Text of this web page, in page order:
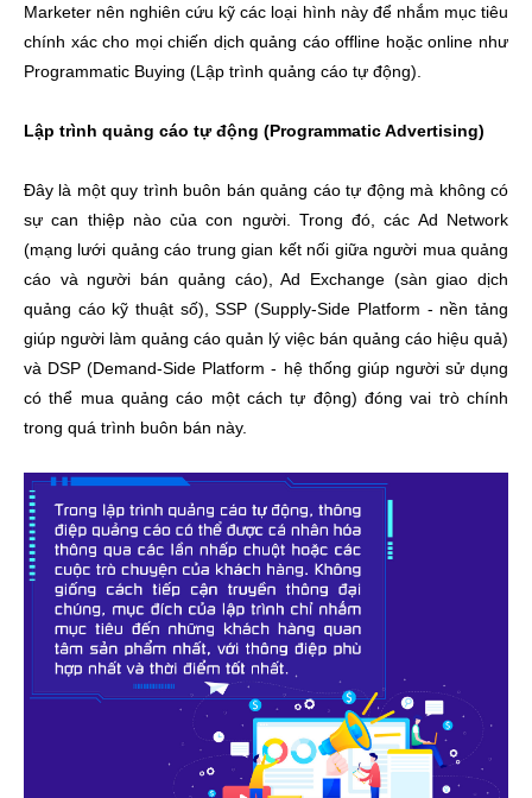
Marketer nên nghiên cứu kỹ các loại hình này để nhắm mục tiêu
chính xác cho mọi chiến dịch quảng cáo offline hoặc online như
Programmatic Buying (Lập trình quảng cáo tự động).
Lập trình quảng cáo tự động (Programmatic Advertising)
Đây là một quy trình buôn bán quảng cáo tự động mà không có
sự can thiệp nào của con người. Trong đó, các Ad Network
(mạng lưới quảng cáo trung gian kết nối giữa người mua quảng
cáo và người bán quảng cáo), Ad Exchange (sàn giao dịch
quảng cáo kỹ thuật số), SSP (Supply-Side Platform - nền tảng
giúp người làm quảng cáo quản lý việc bán quảng cáo hiệu quả)
và DSP (Demand-Side Platform - hệ thống giúp người sử dụng
có thể mua quảng cáo một cách tự động) đóng vai trò chính
trong quá trình buôn bán này.